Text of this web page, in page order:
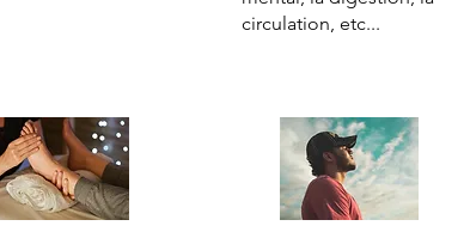
circulation, etc...